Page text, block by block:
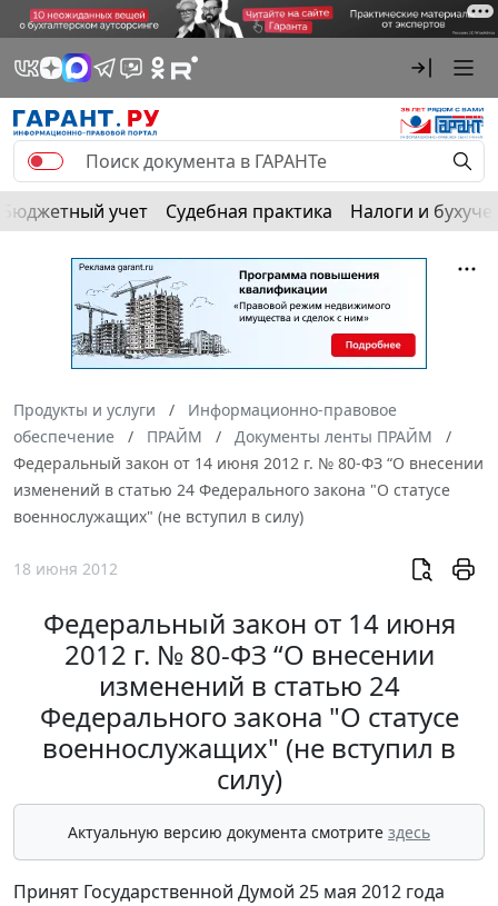
Бюджетный учет Судебная практика Налоги и
Продукты и услуги
Информационно-правовое
обеспечение
ПРАЙМ
Документы ленты ПРАЙМ
Федеральный закон от 14 июня 2012 г. № 80-ФЗ “О внесении
изменений в статью 24 Федерального закона "О статусе
военнослужащих" (не вступил в силу)
18 июня 2012
Федеральный закон от 14 июня
2012 г. № 80-ФЗ “О внесении
изменений в статью 24
Федерального закона "О статусе
военнослужащих" (не вступил в
силу)
Актуальную версию документа смотрите здесь
Принят Государственной Думой 25 мая 2012 года